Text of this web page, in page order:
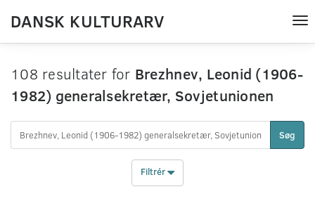
DANSK KULTURARV
108 resultater for Brezhnev, Leonid (1906-
1982) generalsekretær, Sovjetunionen
Søg
Filtrér